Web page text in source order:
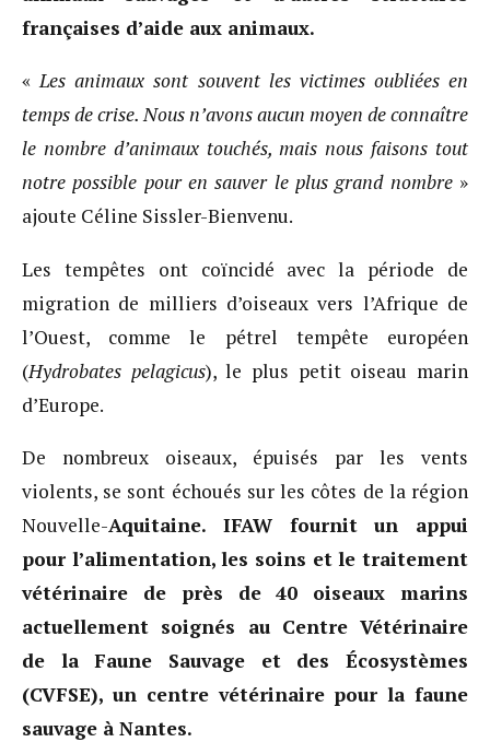
françaises d’aide aux animaux.
«Les animaux sont souvent les victimes oubliées en
temps de crise. Nous n’avons aucun moyen de connaître
le nombre d’animaux touchés, mais nous faisons tout
notre possible pour en sauver le plus grand nombre»
ajoute Céline Sissler-Bienvenu.
Les tempêtes ont coïncidé avec la période de
migration de milliers d’oiseaux vers l’Afrique de
l’Ouest, comme le pétrel tempête européen
(Hydrobates pelagicus), le plus petit oiseau marin
d’Europe.
De nombreux oiseaux, épuisés par les vents
violents, se sont échoués sur les côtes de la région
Nouvelle-Aquitaine. IFAW fournit un appui
pour l’alimentation, les soins et le traitement
vétérinaire de près de 40 oiseaux marins
actuellement soignés au Centre Vétérinaire
de la Faune Sauvage et des Écosystèmes
(CVFSE), un centre vétérinaire pour la faune
sauvage à Nantes.